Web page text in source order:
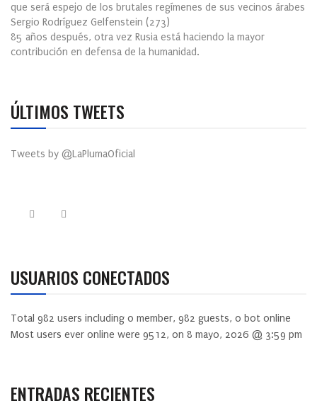
que será espejo de los brutales regímenes de sus vecinos árabes
Sergio Rodríguez Gelfenstein (273)
85 años después, otra vez Rusia está haciendo la mayor
contribución en defensa de la humanidad.
ÚLTIMOS TWEETS
Tweets by @LaPlumaOficial
USUARIOS CONECTADOS
Total 982 users including 0 member, 982 guests, 0 bot online
Most users ever online were 9512, on 8 mayo, 2026 @ 3:59 pm
ENTRADAS RECIENTES